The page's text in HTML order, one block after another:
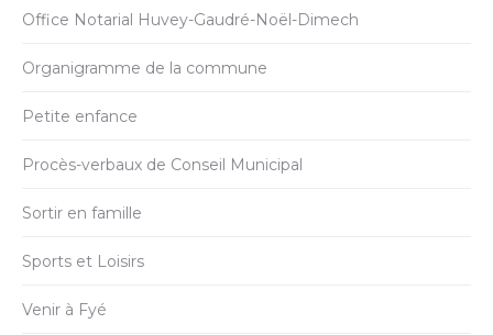
Office Notarial Huvey-Gaudré-Noël-Dimech
Organigramme de la commune
Petite enfance
Procès-verbaux de Conseil Municipal
Sortir en famille
Sports et Loisirs
Venir à Fyé